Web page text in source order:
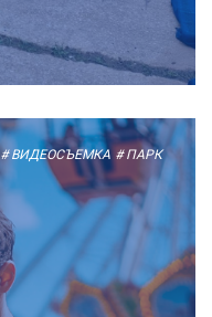
# ВИДЕОСЪЕМКА # ПАРК